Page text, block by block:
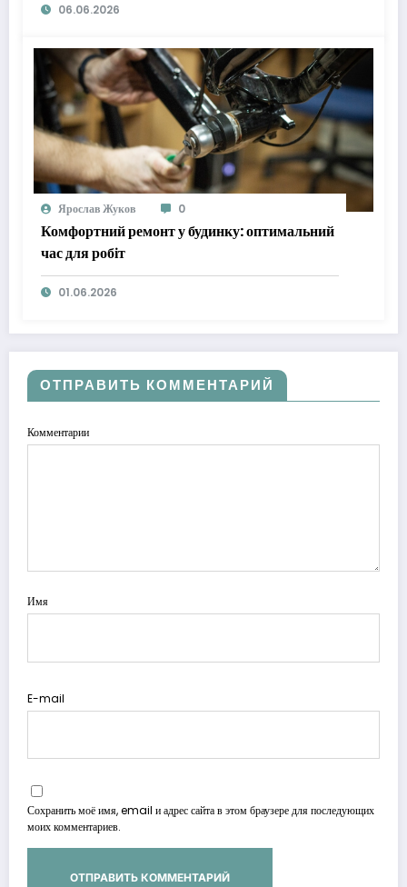
06.06.2026
Ярослав Жуков 0
Комфортний ремонт у будинку: оптимальний
час для робіт
01.06.2026
ОТПРАВИТЬ КОММЕНТАРИЙ
Комментарии
Имя
E-mail
Сохранить моё имя, email и адрес сайта в этом браузере для последующих
моих комментариев.